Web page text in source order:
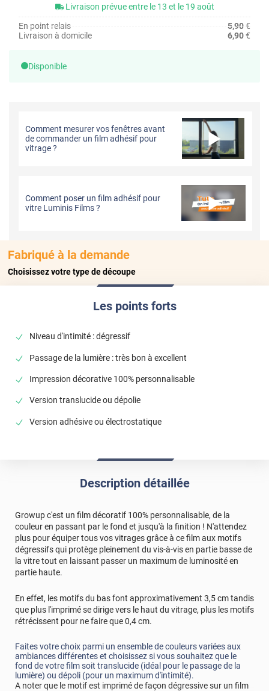
Fabriqué à la demande
Choisissez votre type de découpe
Livraison prévue entre le 13 et le 19 août
En point relais
5,90€
Livraison à domicile
6,90€
Disponible
Comment mesurer vos fenêtres avant
de commander un film adhésif pour
vitrage ?
Comment poser un film adhésif pour
vitre Luminis Films ?
Les points forts
Niveau d'intimité : dégressif
Passage de la lumière : très bon à excellent
Impression décorative 100% personnalisable
Version translucide ou dépolie
Version adhésive ou électrostatique
Description détaillée
Growup c'est un film décoratif 100% personnalisable, de la
couleur en passant par le fond et jusqu'à la finition ! N'attendez
plus pour équiper tous vos vitrages grâce à ce film aux motifs
dégressifs qui protège pleinement du vis-à-vis en partie basse de
la vitre tout en laissant passer un maximum de luminosité en
partie haute.
En effet, les motifs du bas font approximativement 3,5 cm tandis
que plus l'imprimé se dirige vers le haut du vitrage, plus les motifs
rétrécissent pour ne faire que 0,4 cm.
Faites votre choix parmi un ensemble de couleurs variées aux
ambiances différentes et choisissez si vous souhaitez que le
fond de votre film soit translucide (idéal pour le passage de la
lumière) ou dépoli (pour un maximum d'intimité).
A noter que le motif est imprimé de façon dégressive sur un film